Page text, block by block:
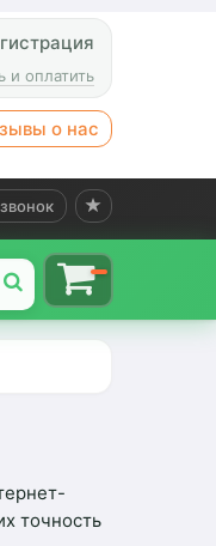
и оплатить
о нас
точность